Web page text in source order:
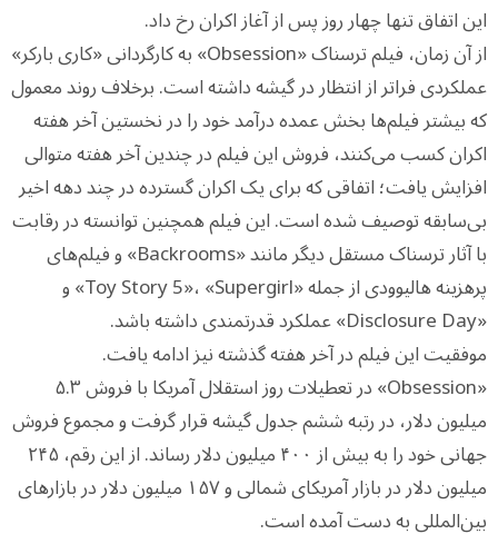
این اتفاق تنها چهار روز پس از آغاز اکران رخ داد.
از آن زمان، فیلم ترسناک «Obsession» به کارگردانی «کاری بارکر»
عملکردی فراتر از انتظار در گیشه داشته است. برخلاف روند معمول
که بیشتر فیلم‌ها بخش عمده درآمد خود را در نخستین آخر هفته
اکران کسب می‌کنند، فروش این فیلم در چندین آخر هفته متوالی
افزایش یافت؛ اتفاقی که برای یک اکران گسترده در چند دهه اخیر
بی‌سابقه توصیف شده است. این فیلم همچنین توانسته در رقابت
با آثار ترسناک مستقل دیگر مانند «Backrooms» و فیلم‌های
پرهزینه هالیوودی از جمله «Toy Story 5»، «Supergirl» و
«Disclosure Day» عملکرد قدرتمندی داشته باشد.
موفقیت این فیلم در آخر هفته گذشته نیز ادامه یافت.
«Obsession» در تعطیلات روز استقلال آمریکا با فروش ۵.۳
میلیون دلار، در رتبه ششم جدول گیشه قرار گرفت و مجموع فروش
جهانی خود را به بیش از ۴۰۰ میلیون دلار رساند. از این رقم، ۲۴۵
میلیون دلار در بازار آمریکای شمالی و ۱۵۷ میلیون دلار در بازارهای
بین‌المللی به دست آمده است.